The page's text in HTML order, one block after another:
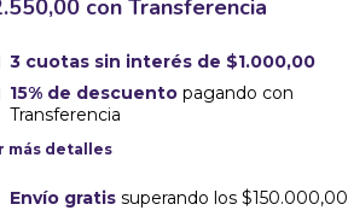
con Transferencia
3 cuotas sin interés de $1.000,00
15% de descuentopagando con
Transferencia
más detalles
Envío gratis superando los $150.000,00